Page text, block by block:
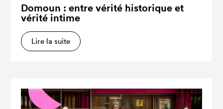
Domoun : entre vérité historique et
vérité intime
Lire la suite